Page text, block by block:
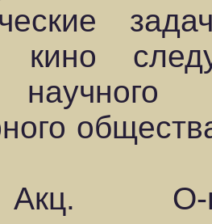
кино
О-